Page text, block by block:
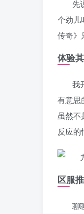
先
个劲儿
传奇》
体验
我
有意思
虽然不
反应的
区服
聊